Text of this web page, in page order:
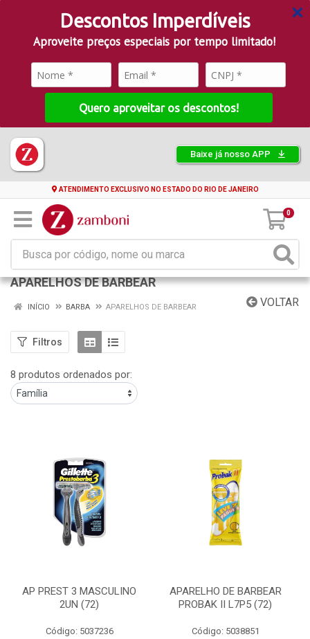
Descontos Imperdíveis
Aproveite preços especiais por tempo limitado!
Quero aproveitar os descontos!
Baixe já nosso APP
ATENDIMENTO EXCLUSIVO NO ESTADO DO RIO DE JANEIRO
0
APARELHOS DE BARBEAR
VOLTAR
INÍCIO BARBA APARELHOS DE BARBEAR
Filtros
8 produtos ordenados por:
AP PREST 3 MASCULINO
2UN (72)
Código: 5037236
APARELHO DE BARBEAR
PROBAK II L7P5 (72)
Código: 5038851